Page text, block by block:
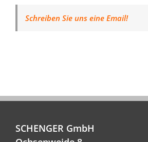
Schreiben Sie uns eine Email!
SCHENGER GmbH